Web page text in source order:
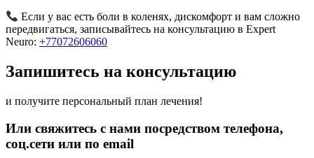
Если у вас есть боли в коленях, дискомфорт и вам сложно
передвигаться, записывайтесь на консультацию в Expert
Neuro: +77072606060
Запишитесь на консультацию
и получите персональный план лечения!
Или свяжитесь с нами посредством телефона,
соц.сети или по email